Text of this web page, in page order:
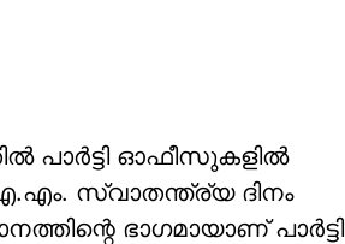
പാര്‍ട്ടി ഓഫീസുകളില്‍
സ്വാതന്ത്ര്യ ദിനം
ഭാഗമായാണ് പാര്‍ട്ടി